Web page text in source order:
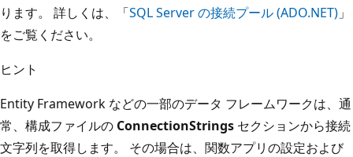
ります。 詳しくは、「SQL Server の接続プール (ADO.NET) 」
をご覧ください。
ヒント
Entity Framework などの一部のデータ フレームワークは、通
常、構成ファイルの ConnectionStrings セクションから接続
文字列を取得します。 その場合は、関数アプリの設定および